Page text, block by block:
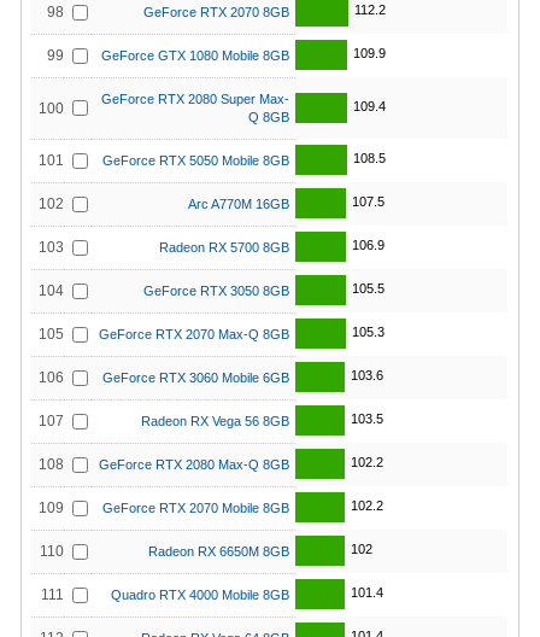
98 GeForce RTX 2070 8GB 112.2
99 GeForce GTX 1080 Mobile 8GB 109.9
100
GeForce RTX 2080 Super Max-
Q 8GB
109.4
101 GeForce RTX 5050 Mobile 8GB 108.5
102 Arc A770M 16GB 107.5
103 Radeon RX 5700 8GB 106.9
104 GeForce RTX 3050 8GB 105.5
105 GeForce RTX 2070 Max-Q 8GB 105.3
106 GeForce RTX 3060 Mobile 6GB 103.6
107 Radeon RX Vega 56 8GB 103.5
108 GeForce RTX 2080 Max-Q 8GB 102.2
109 GeForce RTX 2070 Mobile 8GB 102.2
110 Radeon RX 6650M 8GB 102
111 Quadro RTX 4000 Mobile 8GB 101.4